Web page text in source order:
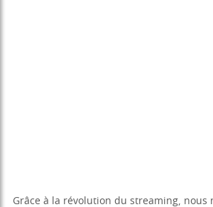
Grâce à la révolution du streaming, nous